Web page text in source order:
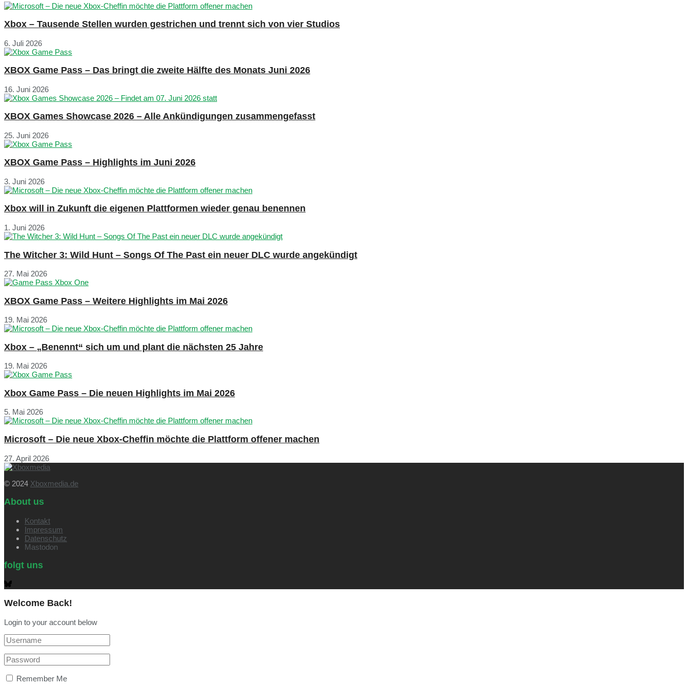
Xbox – Tausende Stellen wurden gestrichen und trennt sich von vier Studios
6. Juli 2026
XBOX Game Pass – Das bringt die zweite Hälfte des Monats Juni 2026
16. Juni 2026
XBOX Games Showcase 2026 – Alle Ankündigungen zusammengefasst
25. Juni 2026
XBOX Game Pass – Highlights im Juni 2026
3. Juni 2026
Xbox will in Zukunft die eigenen Plattformen wieder genau benennen
1. Juni 2026
The Witcher 3: Wild Hunt – Songs Of The Past ein neuer DLC wurde angekündigt
27. Mai 2026
XBOX Game Pass – Weitere Highlights im Mai 2026
19. Mai 2026
Xbox – „Benennt“ sich um und plant die nächsten 25 Jahre
19. Mai 2026
Xbox Game Pass – Die neuen Highlights im Mai 2026
5. Mai 2026
Microsoft – Die neue Xbox-Cheffin möchte die Plattform offener machen
27. April 2026
© 2024 Xboxmedia.de
About us
Kontakt
Impressum
Datenschutz
Mastodon
folgt uns
Welcome Back!
Login to your account below
Remember Me